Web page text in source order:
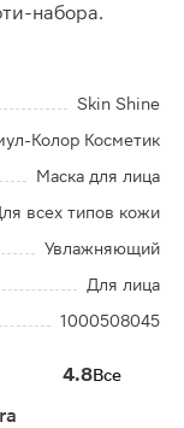
набора.
Skin Shine
Колор Косметик
Маска для лица
всех типов кожи
Увлажняющий
Для лица
1000508045
4.8Все